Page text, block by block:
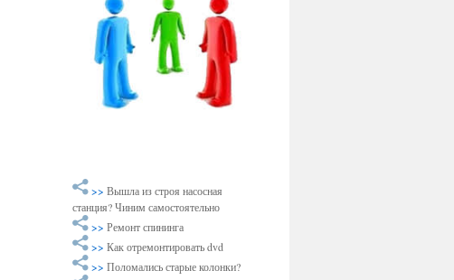
>> Вышла из строя насосная
станция? Чиним самостоятельно
>> Ремонт спининга
>> Как отремонтировать dvd
>> Поломались старые колонки?